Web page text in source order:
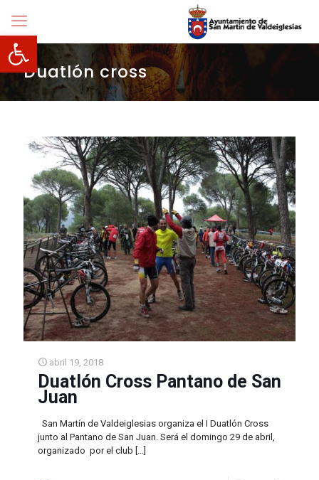
Abrir barra de herramientas
Duatlón cross
abril 19, 2018
Duatlón Cross Pantano de San
Juan
San Martín de Valdeiglesias organiza el I Duatlón Cross
junto al Pantano de San Juan. Será el domingo 29 de abril,
organizado por el club